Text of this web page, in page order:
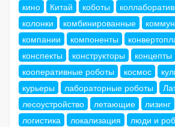
кино
Китай коботы
колонки
комбинированные
компании
компоненты
конспекты
конструкторы
концепты
кооперативные роботы
космос
курьеры
лабораторные роботы
лесоустройство
летающие лизинг
логистика
локализация люди и